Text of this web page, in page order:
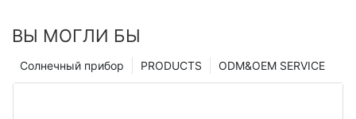
ВЫ МОГЛИ БЫ
ODM&OEM SERVICE
PRODUCTS
Солнечный прибор